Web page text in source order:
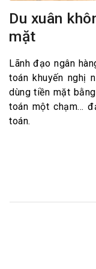
Du xuân
mặt
Lãnh đạo ngân
toán khuyến nghị
dùng tiền mặt
toán một chạm…
toán.